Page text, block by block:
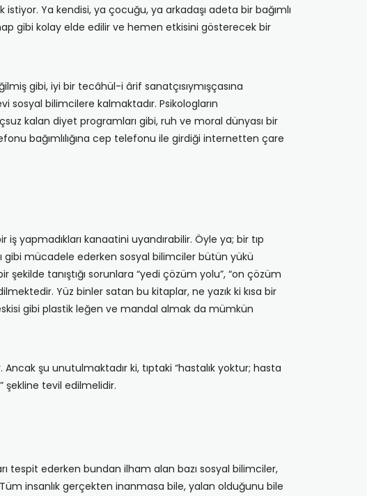
Ya kendisi, ya çocuğu, ya arkadaşı adeta bir bağımlı
gibi kolay elde edilir ve hemen etkisini gösterecek bir
gibi, iyi bir tecâhül-i ârif sanatçısıymışçasına
bilimcilere kalmaktadır. Psikologların
kalan diyet programları gibi, ruh ve moral dünyası bir
bağımlılığına cep telefonu ile girdiği internetten çare
yapmadıkları kanaatini uyandırabilir. Öyle ya; bir tıp
gibi mücadele ederken sosyal bilimciler bütün yükü
tanıştığı sorunlara “yedi çözüm yolu”, “on çözüm
Yüz binler satan bu kitaplar, ne yazık ki kısa bir
eskisi gibi plastik leğen ve mandal almak da mümkün
şu unutulmaktadır ki, tıptaki “hastalık yoktur; hasta
şekline tevil edilmelidir.
tespit ederken bundan ilham alan bazı sosyal bilimciler,
insanlık gerçekten inanmasa bile, yalan olduğunu bile